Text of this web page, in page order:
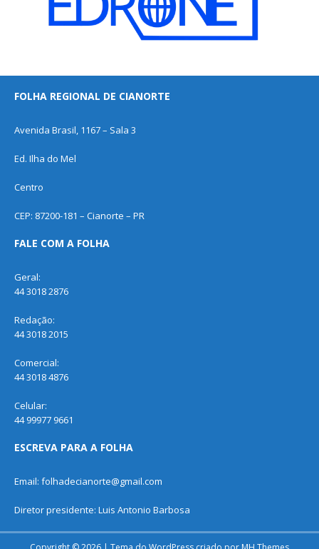
FOLHA REGIONAL DE CIANORTE
Avenida Brasil, 1167 – Sala 3
Ed. Ilha do Mel
Centro
CEP: 87200-181 – Cianorte – PR
FALE COM A FOLHA
Geral:
44 3018 2876
Redação:
44 3018 2015
Comercial:
44 3018 4876
Celular:
44 99977 9661
ESCREVA PARA A FOLHA
Email: folhadecianorte@gmail.com
Diretor presidente: Luis Antonio Barbosa